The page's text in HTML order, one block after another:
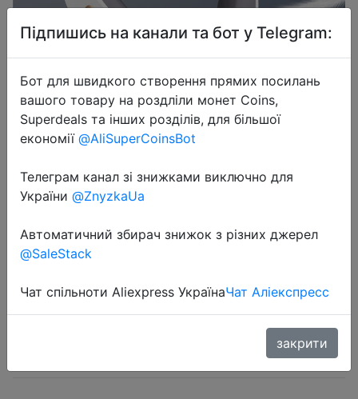
2022-09-06
Профессиональный массажер для
импульсный разминающий
Массажер для плеч, глубокая
тканевая боль, снят�…
Підпишись на канали та бот у Telegram:
Бот для швидкого створення прямих посилань
вашого товару на роздліли монет Coins,
Superdeals та інших розділів, для більшої
економії @AliSuperCoinsBot
Телеграм канал зі знижками виключно для
України @ZnyzkaUa
Автоматичний збирач знижок з різних джерел
@SaleStack
Чат спільноти Aliexpress УкраїнаЧат Аліекспресс
закрити